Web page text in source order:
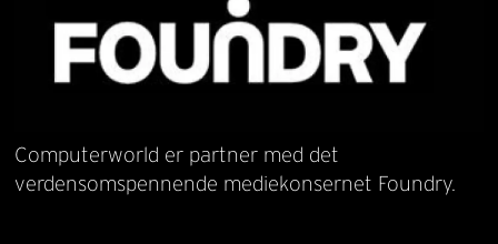
Computerworld er partner med det
verdensomspennende mediekonsernet Foundry.